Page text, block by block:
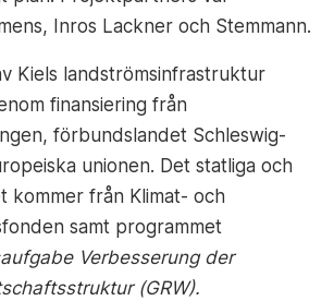
Inros Lackner och Stemmann.
Kiels landströmsinfrastruktur
finansiering från
förbundslandet Schleswig-
unionen. Det statliga och
kommer från Klimat- och
samt programmet
Verbesserung der
(GRW).